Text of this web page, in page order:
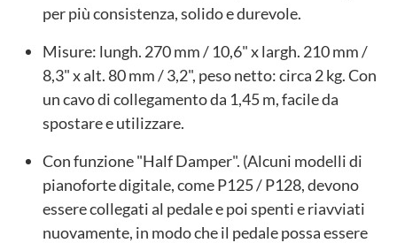
per più consistenza, solido e durevole.
Misure: lungh. 270 mm / 10,6" x largh. 210 mm /
8,3" x alt. 80 mm / 3,2", peso netto: circa 2 kg. Con
un cavo di collegamento da 1,45 m, facile da
spostare e utilizzare.
Con funzione "Half Damper". (Alcuni modelli di
pianoforte digitale, come P125 / P128, devono
essere collegati al pedale e poi spenti e riavviati
nuovamente, in modo che il pedale possa essere